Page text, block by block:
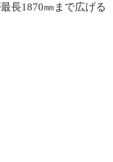
長1870㎜まで広げる